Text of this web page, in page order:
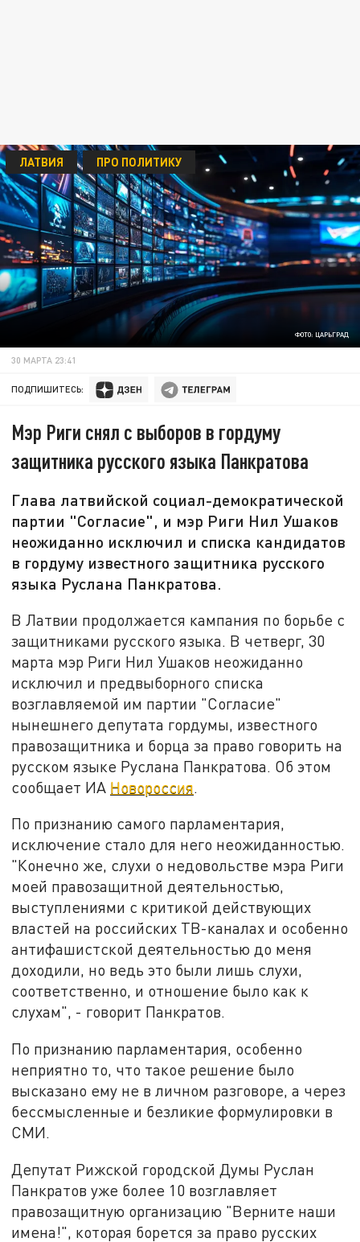
ФОТО: ЦАРЬГРАД
ЛАТВИЯ ПРО ПОЛИТИКУ
30 МАРТА 23:41
ПОДПИШИТЕСЬ:
Мэр Риги снял с выборов в гордуму
защитника русского языка Панкратова
Глава латвийской социал-демократической
партии "Согласие", и мэр Риги Нил Ушаков
неожиданно исключил и списка кандидатов
в гордуму известного защитника русского
языка Руслана Панкратова.
В Латвии продолжается кампания по борьбе с
защитниками русского языка. В четверг, 30
марта мэр Риги Нил Ушаков неожиданно
исключил и предвыборного списка
возглавляемой им партии "Согласие"
нынешнего депутата гордумы, известного
правозащитника и борца за право говорить на
русском языке Руслана Панкратова. Об этом
сообщает ИА Новороссия.
По признанию самого парламентария,
исключение стало для него неожиданностью.
"Конечно же, слухи о недовольстве мэра Риги
моей правозащитной деятельностью,
выступлениями с критикой действующих
властей на российских ТВ-каналах и особенно
антифашистской деятельностью до меня
доходили, но ведь это были лишь слухи,
соответственно, и отношение было как к
слухам", - говорит Панкратов.
По признанию парламентария, особенно
неприятно то, что такое решение было
высказано ему не в личном разговоре, а через
бессмысленные и безликие формулировки в
СМИ.
Депутат Рижской городской Думы Руслан
Панкратов уже более 10 возглавляет
правозащитную организацию "Верните наши
имена!", которая борется за право русских